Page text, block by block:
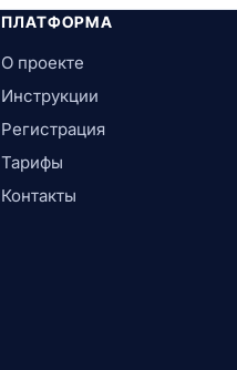
ПЛАТФОРМА
О проекте
Инструкции
Регистрация
Тарифы
Контакты